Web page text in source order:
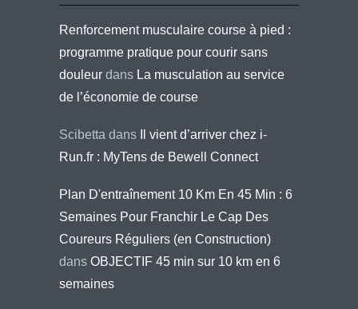
Renforcement musculaire course à pied :
programme pratique pour courir sans
douleur dans La musculation au service
de l’économie de course
Scibetta dans
Il vient d’arriver chez i-
Run.fr : MyTens de Bewell Connect
Plan D'entraînement 10 Km En 45 Min : 6
Semaines Pour Franchir Le Cap Des
Coureurs Réguliers (en Construction)
dans OBJECTIF 45 min sur 10 km en 6
semaines